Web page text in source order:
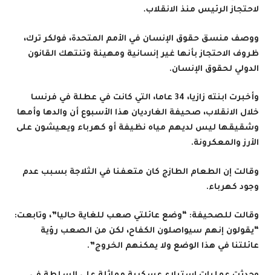
لاحتجاز الرئيس منذ الانقلاب.
ووصف منسق حقوق الإنسان في الأمم المتحدة، فولكر ترك،
ظروف الاحتجاز بأنها غير إنسانية ومهينة وتنتهك القانون
الدولي لحقوق الإنسان.
وأخبرت ابنته زازيا، 34 عاما، التي كانت في عطلة في فرنسا
خلال الانقلاب، صحيفة الغارديان هذا الأسبوع أن والدها وأمها
وشقيقها ليس لديهم مياه نظيفة أو كهرباء ويعيشون على
الأرز والمعكرونة.
وقالت إن الطعام الطازج كان متعفنا في الثلاجة بسبب عدم
وجود كهرباء.
وقالت للصحيفة: “وضع عائلتي صعب للغاية حاليا”، وتابعت:
“يقولون إنهم سيواصلون الكفاح، لكن من الصعب رؤية
عائلتنا في هذا الوضع ولا يمكنهم الخروج”.